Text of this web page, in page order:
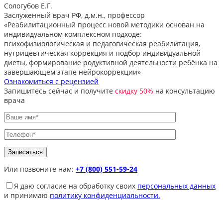
Сологубов Е.Г.
Заслуженный врач РФ, д.м.н., профессор
«Реабилитационный процесс новой методики основан на
индивидуальном комплексном подходе:
психофизиологическая и педагогическая реабилитация,
нутрицевтическая коррекция и подбор индивидуальной
диеты, формирование родуктивной деятельности ребёнка на
завершающем этапе нейрокоррекции»
Ознакомиться с рецензией
Запишитесь сейчас и получите скидку 50% на консультацию
врача
Или позвоните нам: +7 (800) 551-59-24
Я даю согласие на обработку своих персональных данных
и принимаю политику конфиденциальности.